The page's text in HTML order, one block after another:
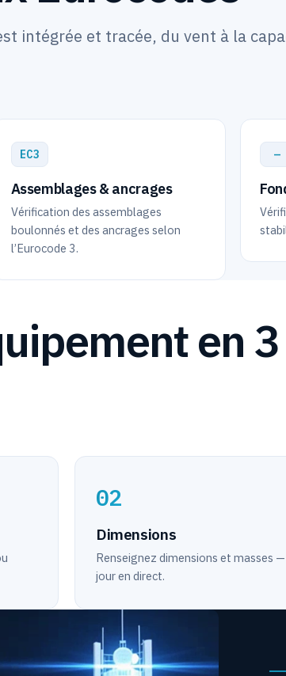
intégrée et tracée, du vent à la
EC3
Assemblages & ancrages
Vérification des assemblages
boulonnés et des ancrages selon
l’Eurocode 3.
—
en 3
02
Dimensions
Renseignez dimensions et masses
jour en direct.